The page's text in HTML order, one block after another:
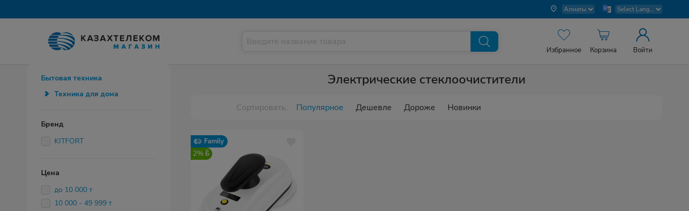
Избранное Корзина Войти
Бытовая техника
Техника для дома
Бренд
KITFORT
Цена
до 10 000 т
10 000 - 49 999 т
Электрические стеклоочистители
Сортировать: Популярное Дешевле Дороже Новинки
Family
2%